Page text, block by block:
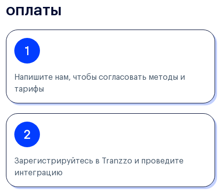
оплаты
Напишите нам, чтобы согласовать методы и
тарифы
Зарегистрируйтесь в Tranzzo и проведите
интеграцию